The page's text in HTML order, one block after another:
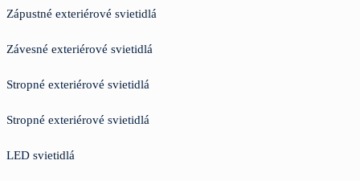
Zápustné exteriérové svietidlá
Závesné exteriérové svietidlá
Stropné exteriérové svietidlá
Stropné exteriérové svietidlá
LED svietidlá